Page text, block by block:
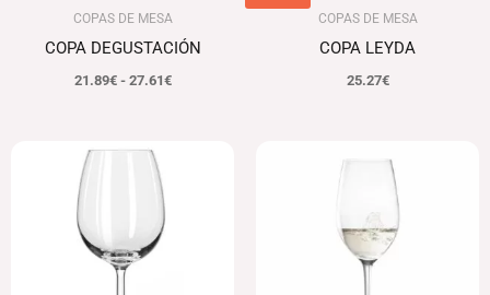
COPAS DE MESA
COPA DEGUSTACIÓN
21.89€ - 27.61€
COPAS DE MESA
COPA LEYDA
25.27€